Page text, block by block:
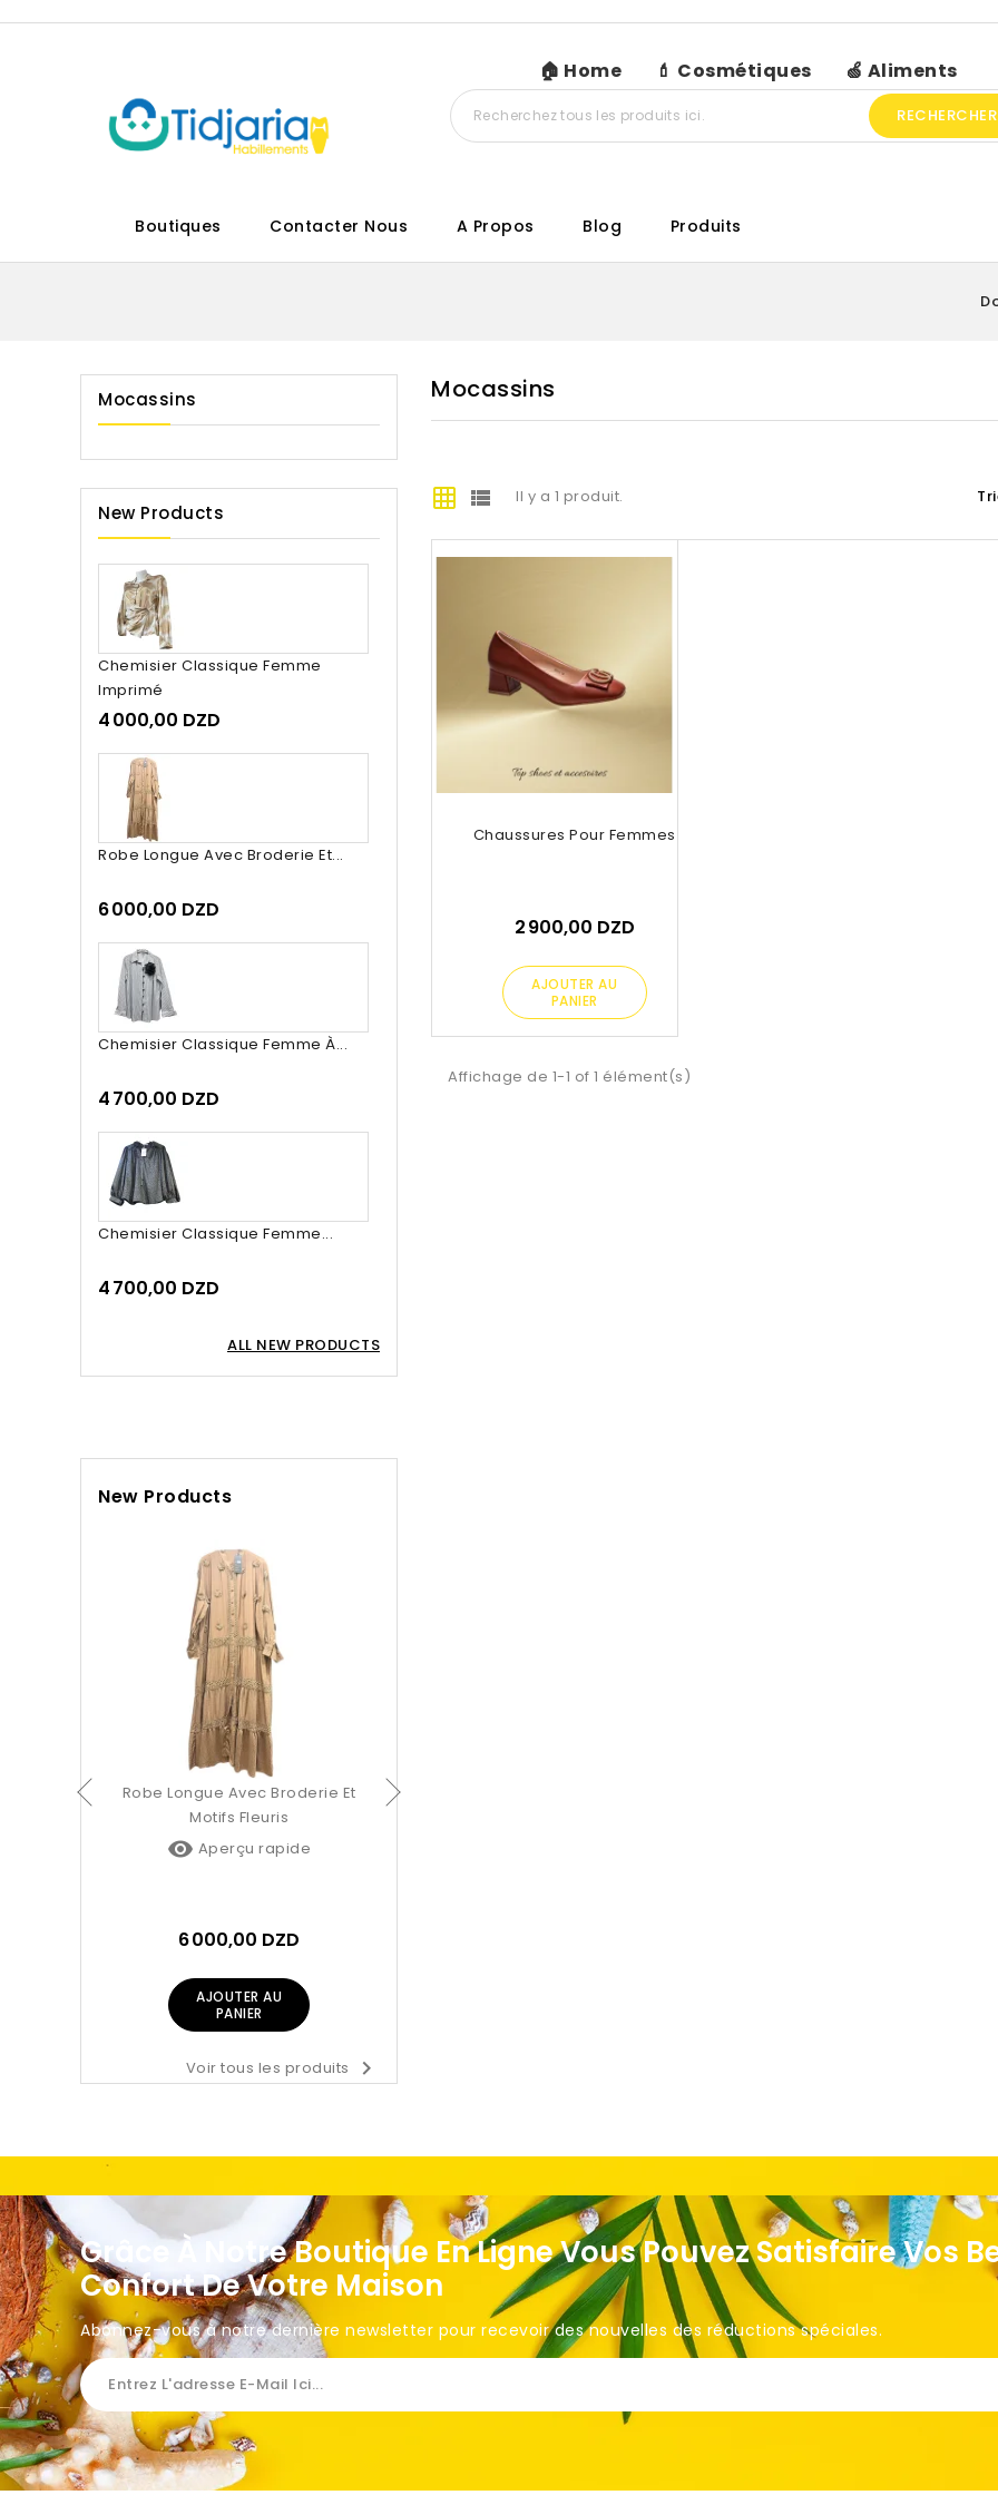
🏠 Home 💄 Cosmétiques 🍏 Aliments
RECHERCHER
Boutiques Contacter Nous A Propos Blog Produits
Mocassins
New Products
Chemisier Classique Femme
Imprimé
4 000,00 DZD
Robe Longue Avec Broderie Et...
6 000,00 DZD
Chemisier Classique Femme À...
4 700,00 DZD
Chemisier Classique Femme...
4 700,00 DZD
ALL NEW PRODUCTS
New Products
Robe Longue Avec Broderie Et
Motifs Fleuris
 Aperçu rapide
6 000,00 DZD
AJOUTER AU
PANIER
Voir tous les produits 
Mocassins
grid_on view_list Il y a 1 produit.
Chaussures Pour Femmes
2 900,00 DZD
AJOUTER AU
PANIER
Affichage de 1-1 of 1 élément(s)
Grâce À Notre Boutique En Ligne Vous Pouvez Satisfaire Vos
Confort De Votre Maison
Abonnez-vous à notre dernière newsletter pour recevoir des nouvelles des réductions spéciales. ​